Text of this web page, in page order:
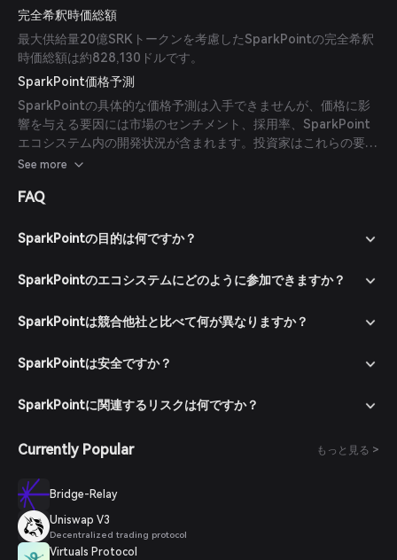
完全希釈時価総額
最大供給量20億SRKトークンを考慮したSparkPointの完全希釈
時価総額は約828,130ドルです。
SparkPoint価格予測
SparkPointの具体的な価格予測は入手できませんが、価格に影
響を与える要因には市場のセンチメント、採用率、SparkPoint
エコシステム内の開発状況が含まれます。投資家はこれらの要因
を考慮し、十分に調査した上でトークンの可能性を評価する必要
See more
FAQ
SparkPointの目的は何ですか？
SparkPointのエコシステムにどのように参加できますか？
SparkPointは競合他社と比べて何が異なりますか？
SparkPointは安全ですか？
SparkPointに関連するリスクは何ですか？
Currently Popular もっと見る >
Bridge-Relay
Uniswap V3
Decentralized trading protocol
Virtuals Protocol